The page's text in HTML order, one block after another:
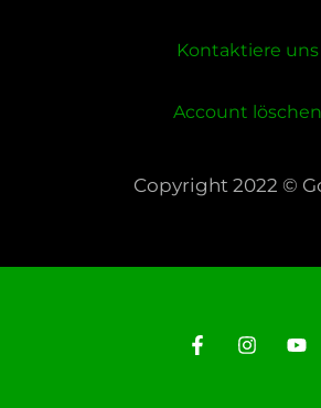
Kontaktiere uns
Account löschen
Copyright 2022 ©